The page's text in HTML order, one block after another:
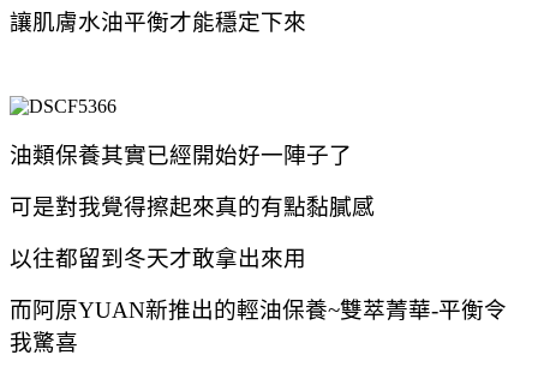
讓肌膚水油平衡才能穩定下來
油類保養其實已經開始好一陣子了
可是對我覺得擦起來真的有點黏膩感
以往都留到冬天才敢拿出來用
而阿原YUAN新推出的輕油保養~雙萃菁華-平衡令
我驚喜